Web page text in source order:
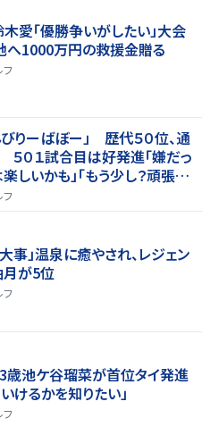
愛「優勝争いがしたい」大会
へ1000万円の救援金贈る
フ
りーばぼー」 歴代５０位、通
０１試合目は好発進「嫌だっ
しいかも」「もう少し？頑張り
フ
事」温泉に癒やされ、レジェン
月が5位
フ
歳池ケ谷瑠菜が首位タイ発進
けるかを知りたい」
フ